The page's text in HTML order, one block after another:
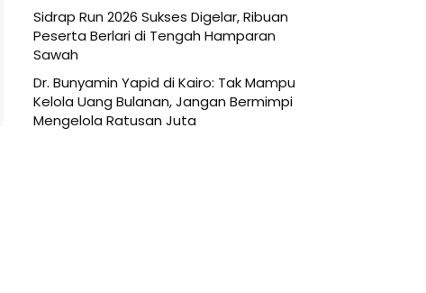
Sidrap Run 2026 Sukses Digelar, Ribuan
Peserta Berlari di Tengah Hamparan
Sawah
Dr. Bunyamin Yapid di Kairo: Tak Mampu
Kelola Uang Bulanan, Jangan Bermimpi
Mengelola Ratusan Juta